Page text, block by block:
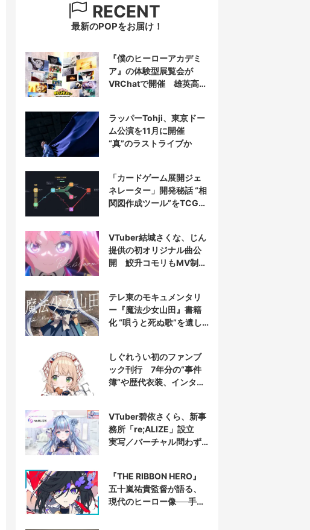
RECENT
最新のPOPをお届け！
『僕のヒーローアカデミ
ア』の体験型展覧会が
VRChatで開催 雄英高校
ラッパーTohji、東京ドー
ム公演を11月に開催
“真”のラストライブか
「カードゲーム展開ジェ
ネレーター」開発秘話 “相
関図作成ツール”をTCG向
VTuber結城さくな、じん
提供の初オリジナル曲公
開 鮫升コモリもMV制作
テレ東のモキュメンタリ
ー『魔法少女山田』書籍
化 “唄うと死ぬ歌”を遺し
しぐれうい初のファンブ
ック刊行 7年分の“事件
簿”や歴代衣装、インタビ
VTuber碧依さくら、新事
務所「re;ALIZE」設立
実写／バーチャル問わず
『THE RIBBON HERO』
五十嵐祐貴監督が語る、
現代のヒーロー像──手塚